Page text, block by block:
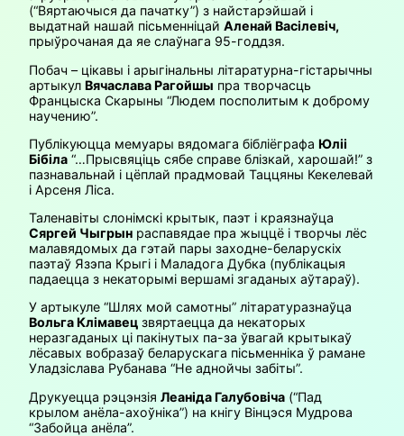
(“Вяртаючыся да пачатку”) з найстарэйшай і
выдатнай нашай пісьменніцай Аленай Васілевіч,
прыўрочаная да яе слаўнага 95-годдзя.
Побач – цікавы і арыгінальны літаратурна-гістарычны
артыкул Вячаслава Рагойшы пра творчасць
Францыска Скарыны “Людем посполитым к доброму
научению”.
Публікуюцца мемуары вядомага бібліёграфа Юліі
Бібіла “…Прысвяціць сябе справе блізкай, харошай!” з
пазнавальнай і цёплай прадмовай Таццяны Кекелевай
і Арсеня Ліса.
Таленавіты слонімскі крытык, паэт і краязнаўца
Сяргей Чыгрын распавядае пра жыццё і творчы лёс
малавядомых да гэтай пары заходне-беларускіх
паэтаў Язэпа Крыгі і Маладога Дубка (публікацыя
падаецца з некаторымі вершамі згаданых аўтараў).
У артыкуле “Шлях мой самотны” літаратуразнаўца
Вольга Клімавец звяртаецца да некаторых
неразгаданых ці пакінутых па-за ўвагай крытыкаў
лёсавых вобразаў беларускага пісьменніка ў рамане
Уладзіслава Рубанава “Не аднойчы забіты”.
Друкуецца рэцэнзія Леаніда Галубовіча (“Пад
крылом анёла-ахоўніка”) на кнігу Вінцэся Мудрова
“Забойца анёла”.